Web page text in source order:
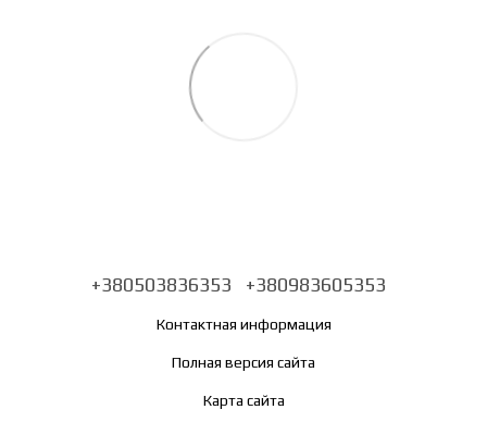
+380503836353 +380983605353
Контактная информация
Полная версия сайта
Карта сайта